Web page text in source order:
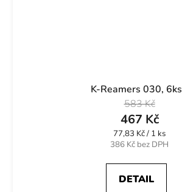
K-Reamers 030, 6ks
386 Kč bez DPH
467 Kč
583 Kč
Měrná
cena:
77,83 Kč / 1 ks
DETAIL